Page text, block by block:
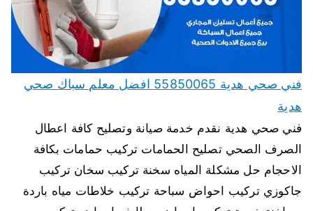
فني صحي هدية 55850065 افضل معلم سباك صحي
هدية
فني صحي هدية نقدم خدمة صيانة وتصليح كافة اعطال
الصرف الصحي تصليح الحمامات تركيب حمامات بكافة
الاحجام حل مشكلة المياه سخنة تركيب سخان تركيب
جاكوزي تركيب احواض سباحة تركيب خلاطات مياه باردة